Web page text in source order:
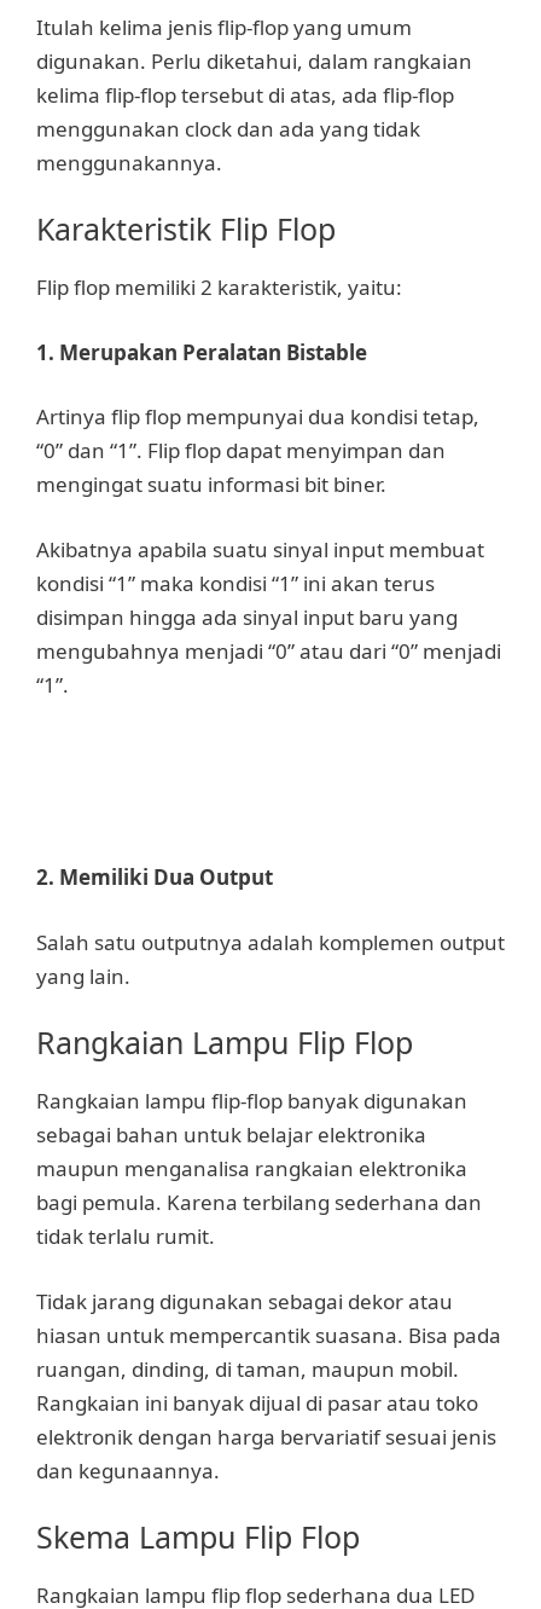
Itulah kelima jenis flip-flop yang umum
digunakan. Perlu diketahui, dalam rangkaian
kelima flip-flop tersebut di atas, ada flip-flop
menggunakan clock dan ada yang tidak
menggunakannya.
Karakteristik Flip Flop
Flip flop memiliki 2 karakteristik, yaitu:
1. Merupakan Peralatan Bistable
Artinya flip flop mempunyai dua kondisi tetap,
“0” dan “1”. Flip flop dapat menyimpan dan
mengingat suatu informasi bit biner.
Akibatnya apabila suatu sinyal input membuat
kondisi “1” maka kondisi “1” ini akan terus
disimpan hingga ada sinyal input baru yang
mengubahnya menjadi “0” atau dari “0” menjadi
“1”.
2. Memiliki Dua Output
Salah satu outputnya adalah komplemen output
yang lain.
Rangkaian Lampu Flip Flop
Rangkaian lampu flip-flop banyak digunakan
sebagai bahan untuk belajar elektronika
maupun menganalisa rangkaian elektronika
bagi pemula. Karena terbilang sederhana dan
tidak terlalu rumit.
Tidak jarang digunakan sebagai dekor atau
hiasan untuk mempercantik suasana. Bisa pada
ruangan, dinding, di taman, maupun mobil.
Rangkaian ini banyak dijual di pasar atau toko
elektronik dengan harga bervariatif sesuai jenis
dan kegunaannya.
Skema Lampu Flip Flop
Rangkaian lampu flip flop sederhana dua LED